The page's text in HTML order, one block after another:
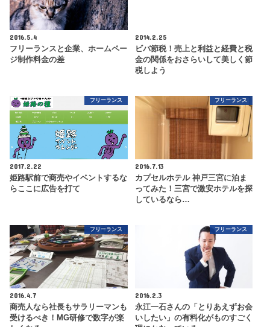
2016.5.4
フリーランスと企業、ホームペー
ジ制作料金の差
2014.2.25
ビバ節税！売上と利益と経費と税
金の関係をおさらいして美しく節
税しよう
フリーランス
2017.2.22
姫路駅前で商売やイベントするな
らここに広告を打て
フリーランス
2016.7.13
カプセルホテル 神戸三宮に泊ま
ってみた！三宮で激安ホテルを探
しているなら…
フリーランス
2016.4.7
商売人なら社長もサラリーマンも
受けるべき！MG研修で数字が楽
フリーランス
2016.2.3
永江一石さんの「とりあえずお会
いしたい」の有料化がものすごく